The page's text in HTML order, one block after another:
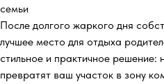
семьи
После долгого жаркого дня
лучшее место для отдыха
стильное и практичное
превратят ваш участок в зону